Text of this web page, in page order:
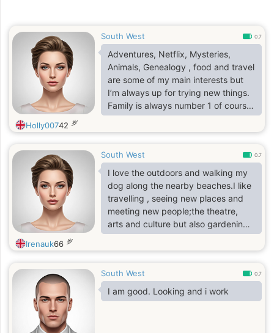
South West 0.7
Adventures, Netflix, Mysteries,
Animals, Genealogy , food and travel
are some of my main interests but
I’m always up for trying new things.
Family is always number 1 of course.
Loyalty, ambition and awesome
sense of humour are just a few of my
Holly00742 岁
South West 0.7
I love the outdoors and walking my
dog along the nearby beaches.I like
travelling , seeing new places and
meeting new people;the theatre,
arts and culture but also gardening,
walking and just sitting having a
coffee watching the world go by. I
and America.
Irenauk66 岁
South West 0.7
I am good. Looking and i work